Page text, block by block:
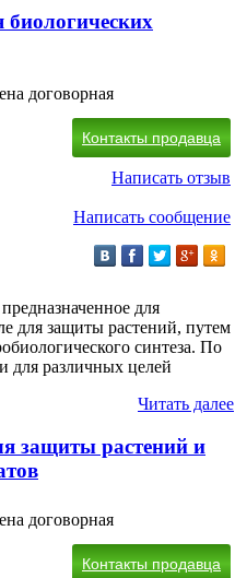
биологических
договорная
Контакты продавца
Написать отзыв
Написать сообщение
для
для защиты растений, путем
синтеза. По
для различных целей
Читать далее
защиты растений и
договорная
Контакты продавца